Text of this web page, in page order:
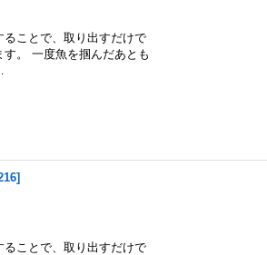
ことで、取り出すだけで
。 一度魚を掴んだあとも
]
ことで、取り出すだけで